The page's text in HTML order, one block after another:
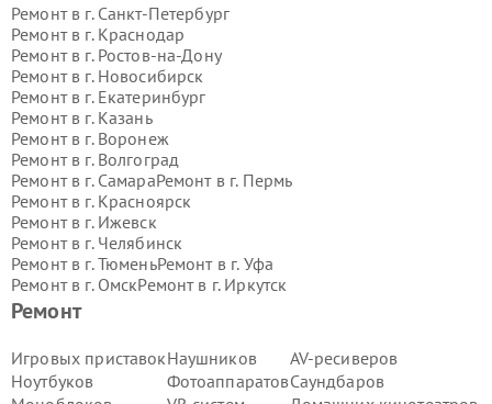
Ремонт
Игровых приставок
Ноутбуков
Наушников
Фотоаппаратов
AV-ресиверов
Саундбаров
Ремонт в г. Санкт-Петербург
Ремонт в г. Краснодар
Ремонт в г. Ростов-на-Дону
Ремонт в г. Новосибирск
Ремонт в г. Екатеринбург
Ремонт в г. Казань
Ремонт в г. Воронеж
Ремонт в г. Волгоград
Ремонт в г. СамараРемонт в г. Пермь
Ремонт в г. Красноярск
Ремонт в г. Ижевск
Ремонт в г. Челябинск
Ремонт в г.ТюменьРемонт в г. Уфа
Ремонт в г. ОмскРемонт в г. Иркутск
Ремонт в г.
Ремонт в г.
Ремонт в г.Тольятти
Ремонт в г.
Хабаровск